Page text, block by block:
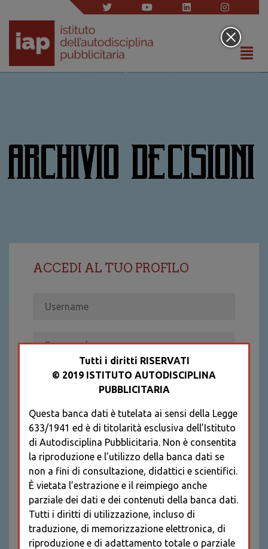
ARCHIVIO DECISIONI
ACCEDI AL TUO PROFILO
Recupera password
REGISTRATI
* I CAMPI CONTRASSEGNATI SONO
OBBLIGATORI
Tutti i diritti RISERVATI
© 2019 ISTITUTO AUTODISCIPLINA
PUBBLICITARIA
Questa banca dati è tutelata ai sensi della Legge
633/1941 ed è di titolarità esclusiva dell’Istituto
di Autodisciplina Pubblicitaria. Non è consentita
la riproduzione e l’utilizzo della banca dati se
non a fini di consultazione, didattici e scientifici.
È vietata l’estrazione e il reimpiego anche
parziale dei dati e dei contenuti della banca dati.
Tutti i diritti di utilizzazione, incluso di
traduzione, di memorizzazione elettronica, di
riproduzione e di adattamento totale o parziale